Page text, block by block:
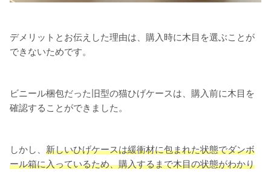
デメリットとお伝えした理由は、購入時に木目を選ぶことが
できないためです。
ビニール梱包だった旧型の猫ひげケースは、購入前に木目を
確認することができました。
しかし、 新しいひげケースは緩衝材に包まれた状態でダンボ
ール箱に入っているため、購入するまで木目の状態がわかり